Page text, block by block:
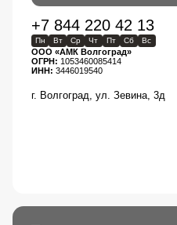
+7 844 220 42 13
Пн Вт Ср Чт Пт Сб Вс
ООО «АМК Волгоград»
ОГРН: 1053460085414
ИНН: 3446019540
г. Волгоград, ул. Зевина, 3д